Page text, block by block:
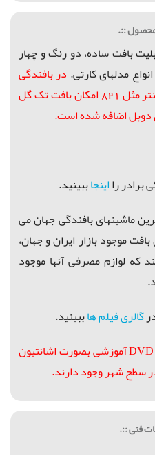
::.
برادر 881 با قابلیت بافت ساده، دو رنگ و چهار
مدلهای کارتی. در بافندگی
برادر 881 نسبت به مدلهای پایینتر مثل 821 امکان بافت تک گل
دوبل اضافه شده است.
برادر رااینجاببینید.
ماشینهای بافندگی جهان می
موجود بازار ایران و جهان،
که لوازم مصرفی آنها موجود
گالری فیلم هاببینید.
همچنین جهت کار با این ماشینها DVD آموزشی بصورت اشانتیون
سطح شهر وجود دارند.
فنی ::.